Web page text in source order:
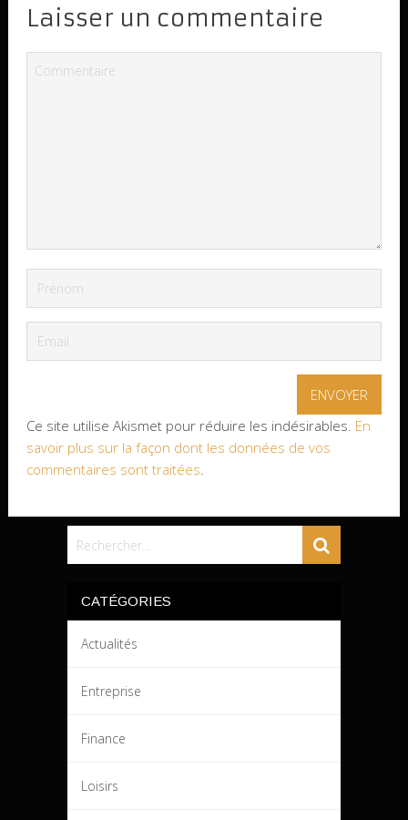
Laisser un commentaire
Ce site utilise Akismet pour réduire les indésirables. En
savoir plus sur la façon dont les données de vos
commentaires sont traitées.
CATÉGORIES
Actualités
Entreprise
Finance
Loisirs